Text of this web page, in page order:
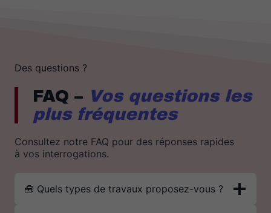
Des questions ?
FAQ – Vos questions les
plus fréquentes
Consultez notre FAQ pour des réponses rapides
à vos interrogations.
🧰 Quels types de travaux proposez-vous ?